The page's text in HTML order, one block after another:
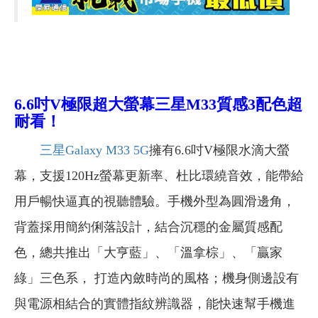
6.6吋V極限超大螢幕三星M33質感3配色超
耐看！
三星Galaxy M33 5G擁有6.6吋V極限水滴大螢
幕，支援120Hz螢幕更新率、杜比環繞音效，能帶給
用戶暢快逼真的視聽體驗。手機外型為圓滑邊角，
背蓋採用簡約俐落設計，結合沉穩的金屬質感配
色，總共推出「大亨藍」、「溫拿棕」、「贏家
綠」三色系， 打造內斂時尚的風格；機身側邊設有
與電源相結合的實體指紋辨識器，能快速幫手機進